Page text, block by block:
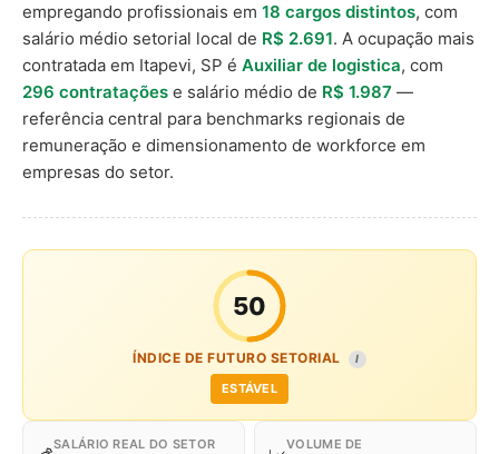
empregando profissionais em 18 cargos distintos, com
salário médio setorial local de R$ 2.691. A ocupação mais
contratada em Itapevi, SP é Auxiliar de logistica, com
296 contratações e salário médio de R$ 1.987 —
referência central para benchmarks regionais de
remuneração e dimensionamento de workforce em
empresas do setor.
50
ÍNDICE DE FUTURO SETORIAL I
ESTÁVEL
SALÁRIO REAL DO SETOR VOLUME DE